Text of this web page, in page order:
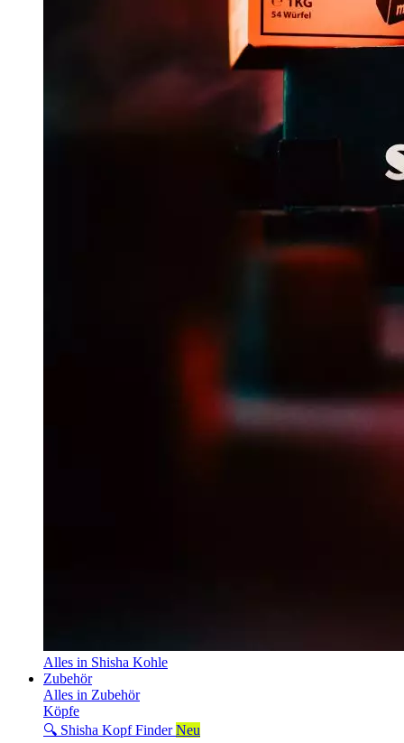
Alles in Shisha Kohle
Zubehör
Alles in Zubehör
Köpfe
🔍 Shisha Kopf Finder Neu